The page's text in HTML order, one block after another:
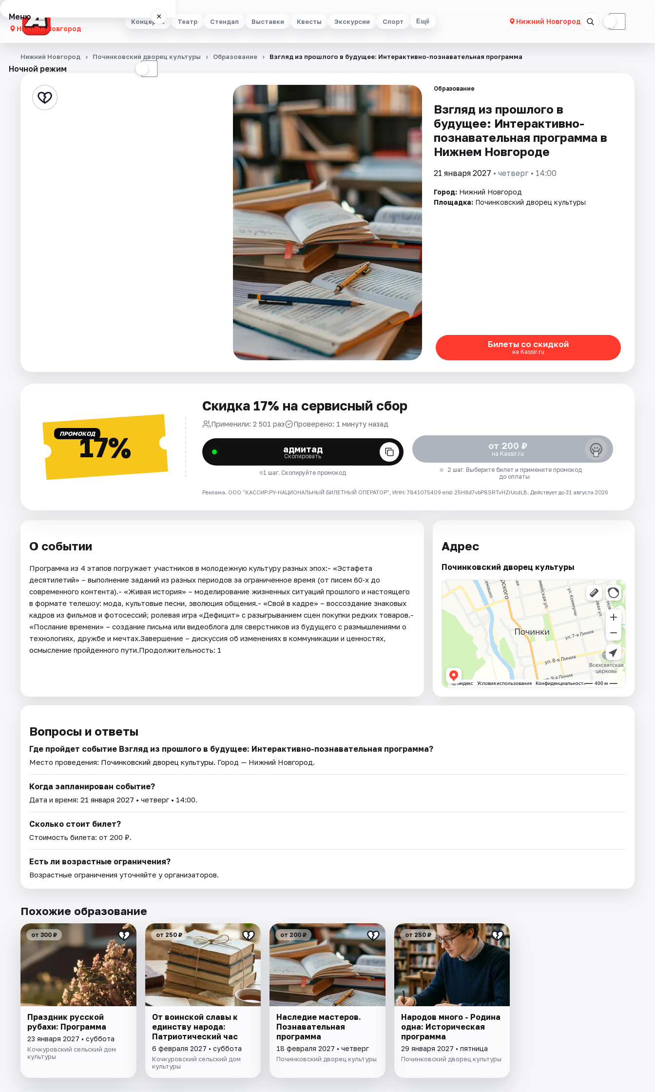
Концерты Театр Стендап Выставки Квесты Экскурсии Спорт Ещё Нижний Новгород ☾
Меню ×
Нижний Новгород
Концерты
Стендап
Ночной режим ☾
Нижний Новгород Починковский дворец культуры Образование Взгляд из прошлого в будущее: Интерактивно-познавательная программа
Образование
Взгляд из прошлого в
будущее: Интерактивно-
познавательная программа в
Нижнем Новгороде
21 января 2027 • четверг • 14:00
Город: Нижний Новгород
Площадка: Починковский дворец культуры
Билеты со скидкой
на Kassir.ru
ПРОМОКОД17%
Скидка 17% на сервисный сбор
Применили: 2 501 раз Проверено: 1 минуту назад
адмитад
Скопировать
1 шаг. Скопируйте промокод
от 200 ₽
на Kassir.ru
2 шаг. Выберите билет и примените промокод
до оплаты
Реклама. ООО "КАССИР.РУ-НАЦИОНАЛЬНЫЙ БИЛЕТНЫЙ ОПЕРАТОР", ИНН: 7841075409 erid: 25H8d7vbP8SRTvHZrUcdLB. Действует до 31 августа 2026
О событии
Программа из 4 этапов погружает участников в молодежную культуру разных эпох:- «Эстафета
десятилетий» – выполнение заданий из разных периодов за ограниченное время (от писем 60‑х до
современного контента).- «Живая история» – моделирование жизненных ситуаций прошлого и настоящего
в формате телешоу: мода, культовые песни, эволюция общения.- «Свой в кадре» – воссоздание знаковых
кадров из фильмов и фотосессий; ролевая игра «Дефицит» с разыгрыванием сцен покупки редких товаров.-
«Послание времени» – создание письма или видеоблога для сверстников из будущего с размышлениями о
технологиях, дружбе и мечтах.Завершение – дискуссия об изменениях в коммуникации и ценностях,
осмысление пройденного пути.Продолжительность: 1
Адрес
Починковский дворец культуры
Вопросы и ответы
Где пройдет событие Взгляд из прошлого в будущее: Интерактивно-познавательная программа?
Место проведения: Починковский дворец культуры. Город — Нижний Новгород.
Когда запланирован событие?
Дата и время: 21 января 2027 • четверг • 14:00.
Сколько стоит билет?
Стоимость билета: от 200 ₽.
Есть ли возрастные ограничения?
Возрастные ограничения уточняйте у организаторов.
Похожие образование
от 300 ₽
Праздник русской
рубахи: Программа
23 января 2027 • суббота
Кочкуровский сельский дом
культуры
от 250 ₽
От воинской славы к
единству народа:
Патриотический час
6 февраля 2027 • суббота
Кочкуровский сельский дом
культуры
от 200 ₽
Наследие мастеров.
Познавательная
программа
18 февраля 2027 • четверг
Починковский дворец культуры
от 250 ₽
Народов много - Родина
одна: Историческая
программа
29 января 2027 • пятница
Починковский дворец культуры